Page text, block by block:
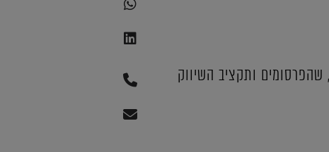
ותקציב השיווק